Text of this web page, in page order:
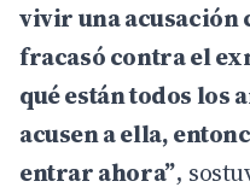
vivir una acusación
fracasó contra el
qué están todos los
acusen a ella,
entrar ahora”,